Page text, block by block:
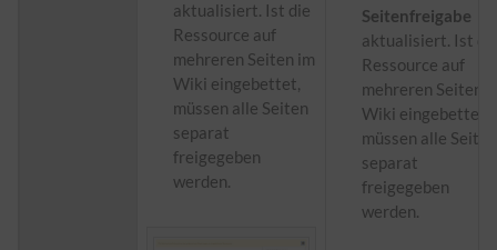
aktualisiert. Ist die
Ressource auf
mehreren Seiten im
Wiki eingebettet,
müssen alle Seiten
separat
freigegeben
werden.
Seitenfreigabe
aktualisiert. Ist
Ressource auf
mehreren Seiten
Wiki eingebettet,
müssen alle Seiten
separat
freigegeben
werden.